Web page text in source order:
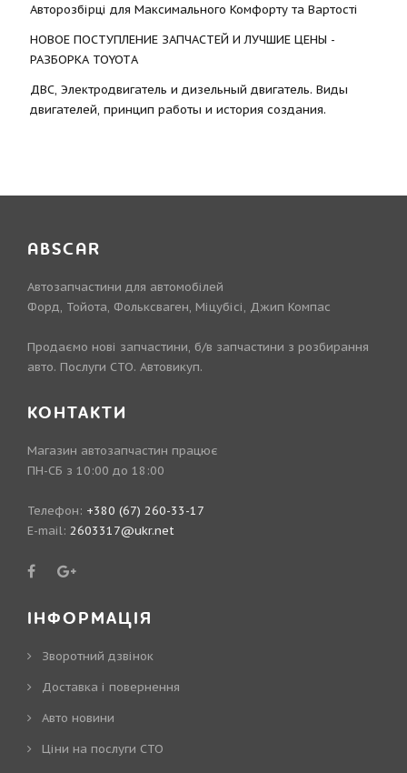
Авторозбірці для Максимального Комфорту та Вартості
НОВОЕ ПОСТУПЛЕНИЕ ЗАПЧАСТЕЙ И ЛУЧШИЕ ЦЕНЫ -
РАЗБОРКА TOYOTА
ДВС, Электродвигатель и дизельный двигатель. Виды
двигателей, принцип работы и история создания.
ABSCAR
Автозапчастини для автомобілей
Форд, Тойота, Фольксваген, Міцубісі, Джип Компас
Продаємо нові запчастини, б/в запчастини з розбирання
авто. Послуги СТО. Автовикуп.
КОНТАКТИ
Магазин автозапчастин працює
ПН-СБ з 10:00 до 18:00
Телефон: +380 (67) 260-33-17
E-mail: 2603317@ukr.net
ІНФОРМАЦІЯ
Зворотний дзвінок
Доставка і повернення
Авто новини
Ціни на послуги СТО